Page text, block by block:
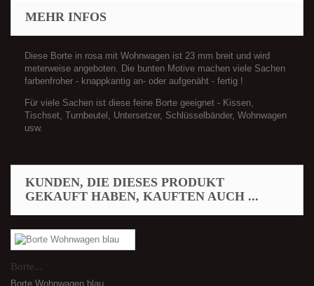
MEHR INFOS
Diese Borte in rosa mit Wohnwagen ist 23 mm breit und wird
meterweise angeboten. Die bunten Motive machen viele Sachen
farbenfroher - knappkantig an- oder aufgenäht - fertig !
Für viele Sachen ist diese feine Borte geeignet - Kissen,
Tischset, Turnbeutel, Untersetzer, Schlüsselbänder, Wohnwagen
usw.
KUNDEN, DIE DIESES PRODUKT
GEKAUFT HABEN, KAUFTEN AUCH ...
Borte...
Borte Wohnwagen blau